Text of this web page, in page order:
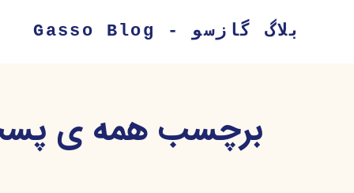
بلاگ گازسو - Gasso Blog
برچسب همه ی پست